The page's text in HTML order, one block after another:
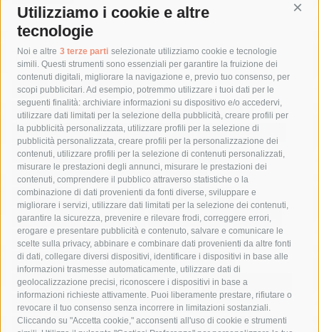
Utilizziamo i cookie e altre
tecnologie
Noi e altre 3 terze parti selezionate utilizziamo cookie e tecnologie
simili. Questi strumenti sono essenziali per garantire la fruizione dei
contenuti digitali, migliorare la navigazione e, previo tuo consenso, per
scopi pubblicitari. Ad esempio, potremmo utilizzare i tuoi dati per le
seguenti finalità: archiviare informazioni su dispositivo e/o accedervi,
utilizzare dati limitati per la selezione della pubblicità, creare profili per
la pubblicità personalizzata, utilizzare profili per la selezione di
pubblicità personalizzata, creare profili per la personalizzazione dei
contenuti, utilizzare profili per la selezione di contenuti personalizzati,
misurare le prestazioni degli annunci, misurare le prestazioni dei
contenuti, comprendere il pubblico attraverso statistiche o la
combinazione di dati provenienti da fonti diverse, sviluppare e
migliorare i servizi, utilizzare dati limitati per la selezione dei contenuti,
garantire la sicurezza, prevenire e rilevare frodi, correggere errori,
erogare e presentare pubblicità e contenuto, salvare e comunicare le
scelte sulla privacy, abbinare e combinare dati provenienti da altre fonti
di dati, collegare diversi dispositivi, identificare i dispositivi in base alle
informazioni trasmesse automaticamente, utilizzare dati di
geolocalizzazione precisi, riconoscere i dispositivi in base a
informazioni richieste attivamente. Puoi liberamente prestare, rifiutare o
revocare il tuo consenso senza incorrere in limitazioni sostanziali.
Cliccando su "Accetta cookie," acconsenti all'uso di cookie e strumenti
Tag
acqua allerta meteo
anas
area marina protetta di punta campanella
arresto
Asl Napoli 3 sud
capitaneria di porto capri
carabinieri
castellammare di stabia
circumvesuviana
comune di sorrento
concerto
contagi
costiera amalfitana
covid-19 eav
elezioni
fondazione sorrento
gori guardia costiera
incidente
lavori
lorenzo balducelli mare
massa lubrense
massimo coppola
Meta napoli
ordinanza
penisola sorrentina
piano di sorrento
polizia municipale
protezione civile
Regione Campania
sant'agnello
sindaco cuomo
sorrento studenti temporali treni